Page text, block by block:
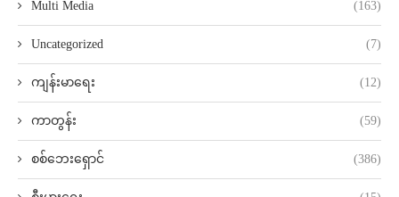
Multi Media (163)
Uncategorized (7)
ကျန်းမာရေး (12)
ကာတွန်း (59)
စစ်ဘေးရှောင် (386)